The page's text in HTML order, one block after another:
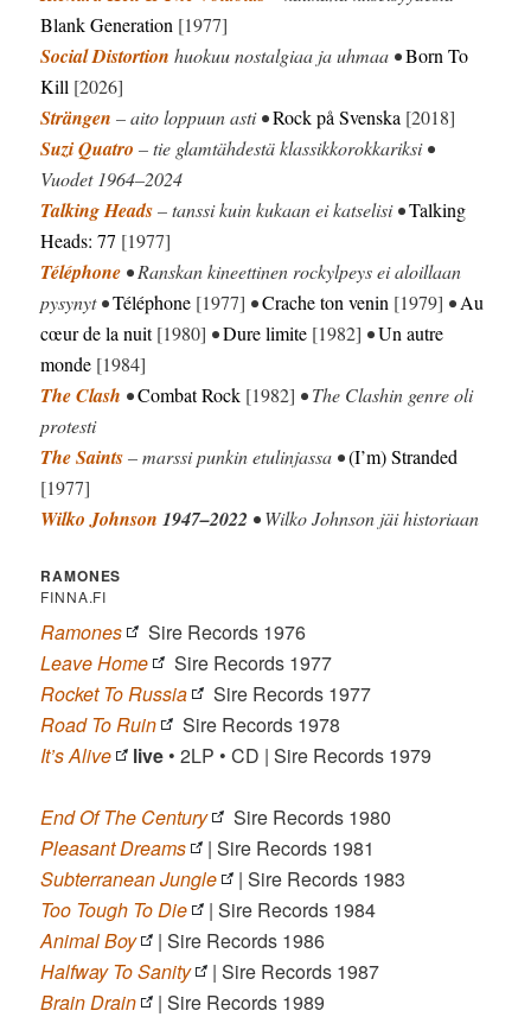
Blank Generation [1977]
Social Distortion huokuu nostalgiaa ja uhmaa •Born To
Kill [2026]
Strängen – aito loppuun asti •Rock på Svenska [2018]
Suzi Quatro – tie glamtähdestä klassikkorokkariksi •
Vuodet 1964–2024
Talking Heads– tanssi kuin kukaan ei katselisi •Talking
Heads: 77 [1977]
Téléphone • Ranskan kineettinen rockylpeys ei aloillaan
pysynyt •Téléphone [1977] •Crache ton venin [1979] •Au
cœurde la nuit[1980] •Dure limite [1982] •Un autre
monde [1984]
The Clash •Combat Rock [1982] • The Clashin genre oli
protesti
The Saints– marssi punkin etulinjassa •(I’m) Stranded
[1977]
Wilko Johnson 1947–2022 • Wilko Johnson jäi historiaan
RAMONES
FINNA.FI
Ramones
Sire Records 1976
Leave Home
Sire Records 1977
Rocket To Russia
Sire Records 1977
Road To Ruin
Sire Records 1978
It’s Alive
live • 2LP • CD | Sire Records 1979
End Of The Century
Sire Records 1980
Pleasant Dreams
| Sire Records 1981
Subterranean Jungle
| Sire Records 1983
Too Tough To Die
| Sire Records 1984
Animal Boy
| Sire Records 1986
Halfway To Sanity
| Sire Records 1987
Brain Drain
| Sire Records 1989